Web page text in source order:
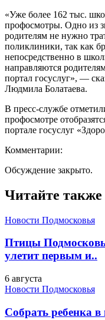
«Уже более 162 тыс.
профосмотры. Одно из
родителям не нужно
поликлиники, так как
непосредственно в
направляются
портал госуслуг», —
Людмила Болатаева.
В пресс-службе
профосмотре
портале госуслуг
Комментарии:
Обсуждение закрыто.
Читайте также
Новости Подмосковья
Птицы
улетит первым и..
6 августа
Новости Подмосковья
Собрать ребенка